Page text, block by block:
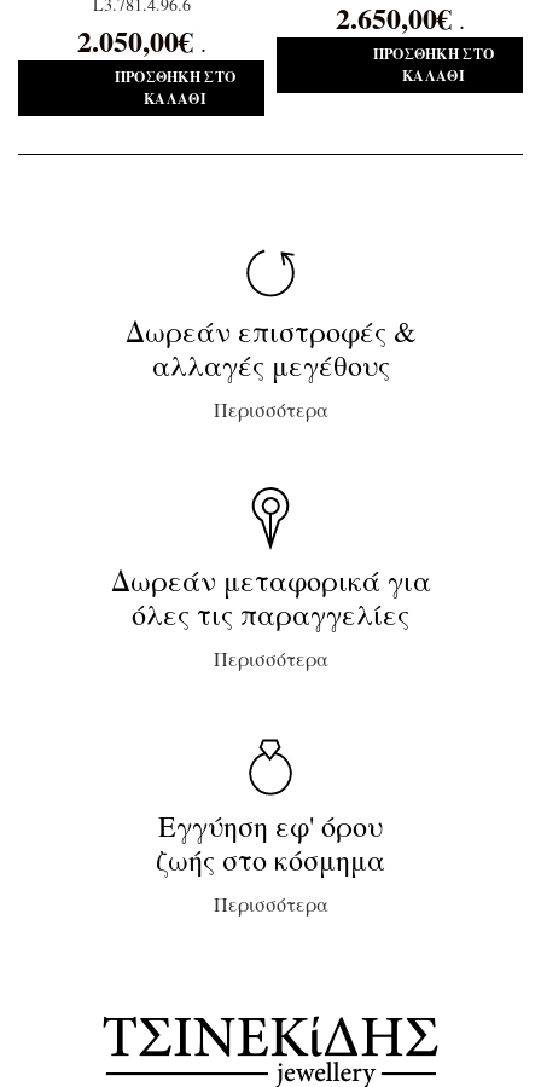
2.050,00€ .
ΠΡΟΣΘΉΚΗ ΣΤΟ
ΚΑΛΆΘΙ
2.650,00€ .
ΠΡΟΣΘΉΚΗ ΣΤΟ
ΚΑΛΆΘΙ
Δωρεάν επιστροφές &
αλλαγές μεγέθους
Περισσότερα
Δωρεάν μεταφορικά για
όλες τις παραγγελίες
Περισσότερα
Εγγύηση εφ' όρου
ζωής στο κόσμημα
Περισσότερα